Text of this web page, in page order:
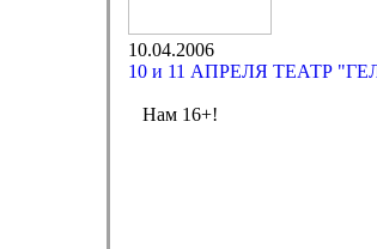
10.04.2006
10 и 11 АПРЕЛЯ ТЕАТР
Нам 16+!